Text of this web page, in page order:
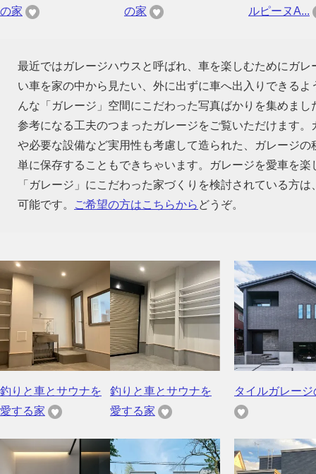
の家
の家
ルピーヌA...
最近ではガレージハウスと呼ばれ、車を楽しむためにガ
い車を家の中から見たい、外に出ずに車へ出入りできる
んな「ガレージ」空間にこだわった写真ばかりを集めま
参考になる工夫のつまったガレージをご覧いただけます
や必要な設備など実用性も考慮して造られた、ガレージ
単に保存することもできちゃいます。ガレージを愛車を
「ガレージ」にこだわった家づくりを検討されている方
可能です。
ご希望の方はこちらから どうぞ。
釣りと車とサウナを
愛する家
釣りと車とサウナを
愛する家
タイルガレージ